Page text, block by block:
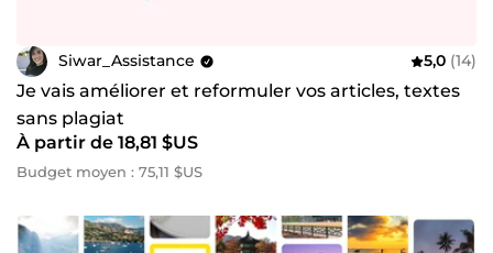
Siwar_Assistance 5,0 (14)
Je vais améliorer et reformuler vos articles, textes
sans plagiat
À partir de 18,81 $US
Budget moyen : 75,11 $US